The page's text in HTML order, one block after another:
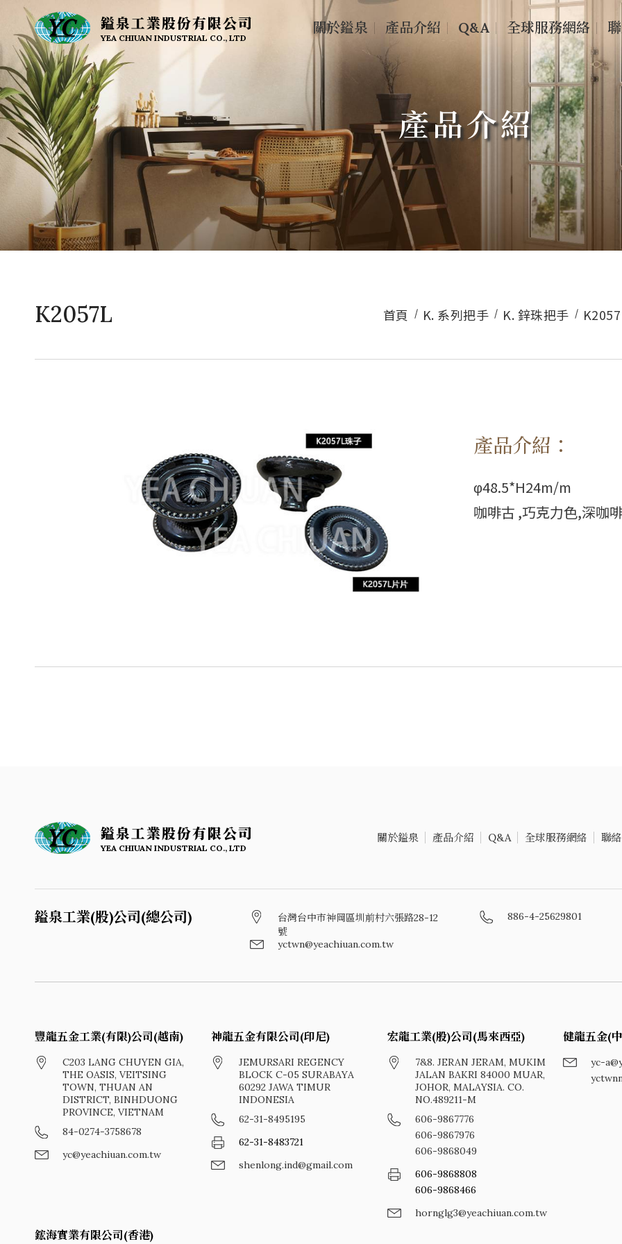
鎰泉工業股份有限公司
YEA CHIUAN INDUSTRIAL CO., LTD
關於鎰泉 產品介紹 Q&A 全球服務網絡
產品介紹
K2057L 首頁 K. 系列把手 K. 鋅珠把手
產品介紹：
φ48.5*H24m/m
咖啡古 ,巧克力色,深咖
鎰泉工業股份有限公司
YEA CHIUAN INDUSTRIAL CO., LTD
關於鎰泉 產品介紹 Q&A 全球服務網絡 聯
鎰泉工業(股)公司(總公司)
台灣台中市神岡區圳前村六張路28-12
號
886-4-25629801
yctwn@yeachiuan.com.tw
豐龍五金工業(有限)公司(越南)
C203 LANG CHUYEN GIA,
THE OASIS, VEITSING
TOWN, THUAN AN
DISTRICT, BINHDUONG
PROVINCE, VIETNAM
84-0274-3758678
yc@yeachiuan.com.tw
神龍五金有限公司(印尼)
JEMURSARI REGENCY
BLOCK C-05 SURABAYA
60292 JAWA TIMUR
INDONESIA
62-31-8495195
62-31-8483721
shenlong.ind@gmail.com
宏龍工業(股)公司(馬來西亞)
7&8. JERAN JERAM, MUKIM
JALAN BAKRI 84000 MUAR,
JOHOR, MALAYSIA. CO.
NO.489211-M
606-9867776
606-9867976
606-9868049
606-9868808
606-9868466
hornglg3@yeachiuan.com.tw
健龍五金(
yc-
鋐海實業有限公司(香港)